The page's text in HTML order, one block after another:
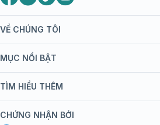
VỀ CHÚNG TÔI
Giới thiệu Tiêm Chủng FPT Long Châu
bán hàng
Chính sách nội dung
MỤC NỔI BẬT
Danh mục vắc xin
TÌM HIỂU THÊM
Khuyến mãi
CHỨNG NHẬN BỞI